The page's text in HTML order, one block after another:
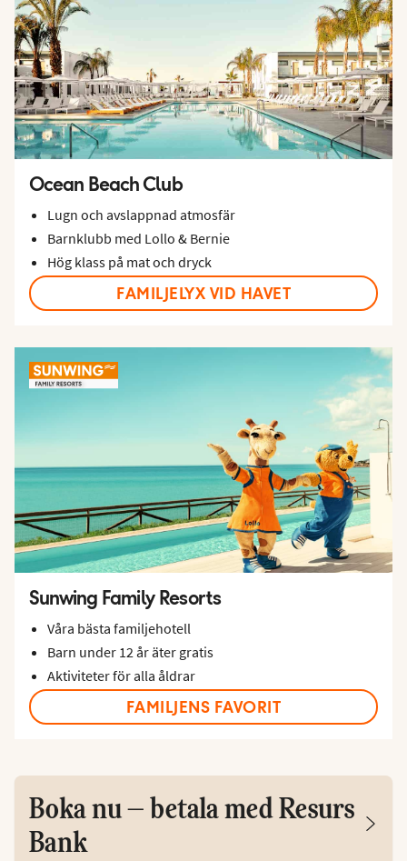
Ocean Beach Club
Lugn och avslappnad atmosfär
Barnklubb med Lollo & Bernie
Hög klass på mat och dryck
FAMILJELYX VID HAVET
Sunwing Family Resorts
Våra bästa familjehotell
Barn under 12 år äter gratis
Aktiviteter för alla åldrar
FAMILJENS FAVORIT
Boka nu – betala med Resurs
Bank